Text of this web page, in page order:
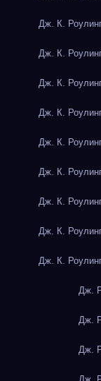
Дж. К.
Дж. К.
Дж. К.
Дж. К.
Дж. К.
Дж. К.
Дж. К.
Дж. К.
Дж. К.
Дж.
Дж.
Дж.